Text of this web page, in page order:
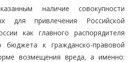
наличие совокупности
для привлечения Российской
как главного распорядителя
бюджета к гражданско-правовой
возмещения вреда, а именно: